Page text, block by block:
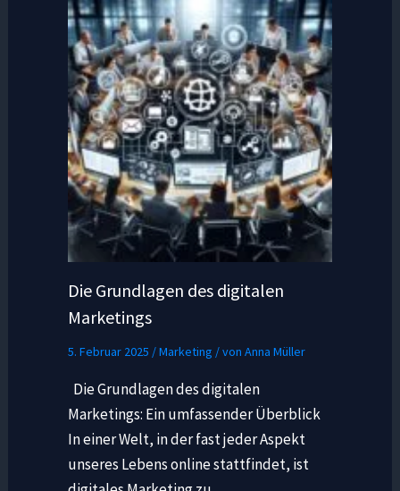
Die Grundlagen des digitalen
Marketings
5. Februar 2025 /Marketing / von Anna Müller
Die Grundlagen des digitalen
Marketings: Ein umfassender Überblick
In einer Welt, in der fast jeder Aspekt
unseres Lebens online stattfindet, ist